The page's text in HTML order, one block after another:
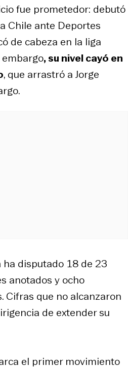
fue prometedor: debutó
Chile ante Deportes
de cabeza en la liga
, su nivel cayó en
, que arrastró a Jorge
disputado 18 de 23
anotados y ocho
Cifras que no alcanzaron
de extender su
el primer movimiento